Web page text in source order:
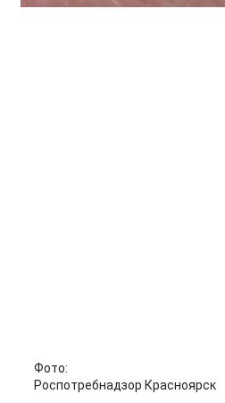
Фото:
Роспотребнадзор Красноярск